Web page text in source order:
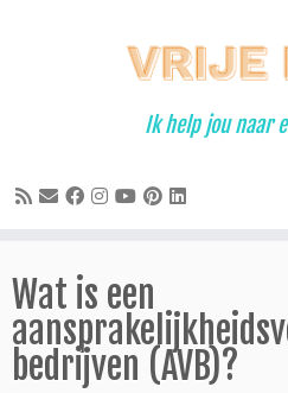
Ik help jou naar
Wat is een
bedrijven (AVB)?